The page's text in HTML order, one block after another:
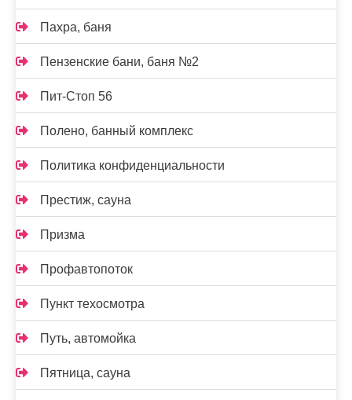
Пахра, баня
Пензенские бани, баня №2
Пит-Стоп 56
Полено, банный комплекс
Политика конфиденциальности
Престиж, сауна
Призма
Профавтопоток
Пункт техосмотра
Путь, автомойка
Пятница, сауна